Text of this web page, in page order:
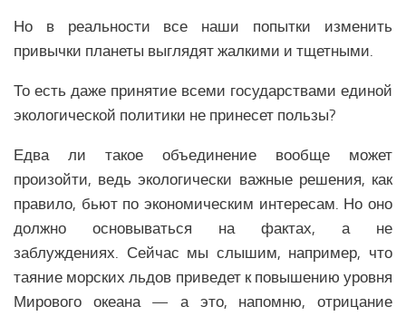
Но в реальности все наши попытки изменить
привычки планеты выглядят жалкими и тщетными.
То есть даже принятие всеми государствами единой
экологической политики не принесет пользы?
Едва ли такое объединение вообще может
произойти, ведь экологически важные решения, как
правило, бьют по экономическим интересам. Но оно
должно основываться на фактах, а не
заблуждениях. Сейчас мы слышим, например, что
таяние морских льдов приведет к повышению уровня
Мирового океана — а это, напомню, отрицание